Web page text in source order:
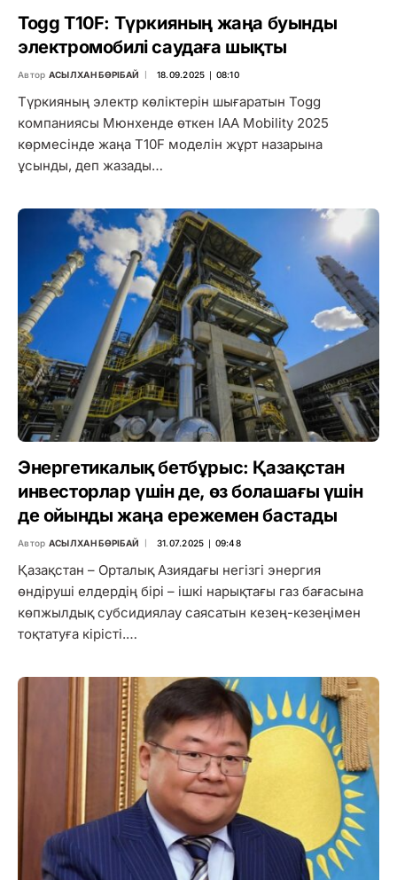
Togg T10F: Түркияның жаңа буынды
электромобилі саудаға шықты
Автор АСЫЛХАН БӨРІБАЙ 18.09.2025 ∣ 08:10
Түркияның электр көліктерін шығаратын Togg
компаниясы Мюнхенде өткен IAA Mobility 2025
көрмесінде жаңа T10F моделін жұрт назарына
ұсынды, деп жазады…
Энергетикалық бетбұрыс: Қазақстан
инвесторлар үшін де, өз болашағы үшін
де ойынды жаңа ережемен бастады
Автор АСЫЛХАН БӨРІБАЙ 31.07.2025 ∣ 09:48
Қазақстан – Орталық Азиядағы негізгі энергия
өндіруші елдердің бірі – ішкі нарықтағы газ бағасына
көпжылдық субсидиялау саясатын кезең-кезеңімен
тоқтатуға кірісті.…